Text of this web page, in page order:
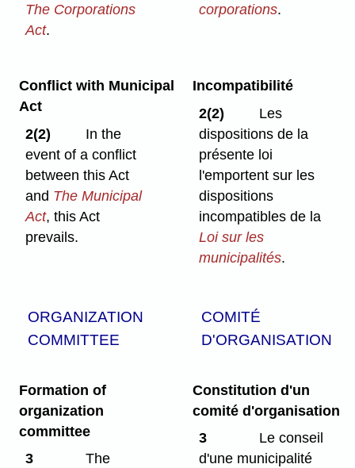
The Corporations
Act.
corporations.
Conflict with Municipal
Act
2(2)
In the
event of a conflict
between this Act
and The Municipal
Act, this Act
prevails.
Incompatibilité
2(2)
Les
dispositions de la
présente loi
l'emportent sur les
dispositions
incompatibles de la
Loi sur les
municipalités.
ORGANIZATION
COMMITTEE
COMITÉ
D'ORGANISATION
Formation of
organization
committee
3
The
Constitution d'un
comité d'organisation
3
Le conseil
d'une municipalité